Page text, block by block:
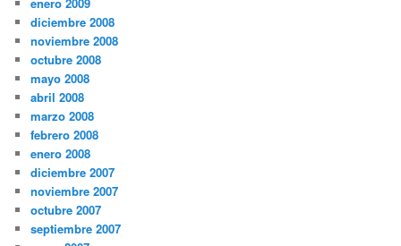
diciembre 2008
noviembre 2008
octubre 2008
mayo 2008
abril 2008
marzo 2008
febrero 2008
enero 2008
diciembre 2007
noviembre 2007
octubre 2007
septiembre 2007